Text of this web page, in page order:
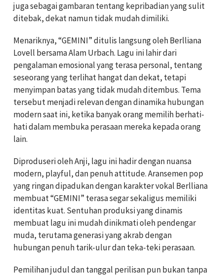
juga sebagai gambaran tentang kepribadian yang sulit
ditebak, dekat namun tidak mudah dimiliki.
Menariknya, “GEMINI” ditulis langsung oleh Berlliana
Lovell bersama Alam Urbach. Lagu ini lahir dari
pengalaman emosional yang terasa personal, tentang
seseorang yang terlihat hangat dan dekat, tetapi
menyimpan batas yang tidak mudah ditembus. Tema
tersebut menjadi relevan dengan dinamika hubungan
modern saat ini, ketika banyak orang memilih berhati-
hati dalam membuka perasaan mereka kepada orang
lain.
Diproduseri olehAnji, lagu ini hadir dengan nuansa
modern, playful, dan penuh attitude. Aransemen pop
yang ringan dipadukan dengan karakter vokal Berlliana
membuat “GEMINI” terasa segar sekaligus memiliki
identitas kuat. Sentuhan produksi yang dinamis
membuat lagu ini mudah dinikmati oleh pendengar
muda, terutama generasi yang akrab dengan
hubungan penuh tarik-ulur dan teka-teki perasaan.
Pemilihan judul dan tanggal perilisan pun bukan tanpa